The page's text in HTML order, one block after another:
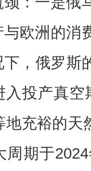
欧洲的消
，俄罗斯
入投产真
地充裕的
周期于